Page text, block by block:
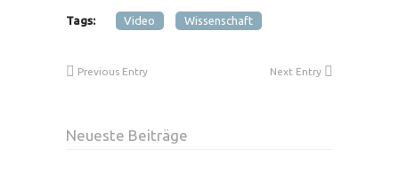
Tags: Video Wissenschaft
Previous Entry Next Entry
Neueste Beiträge